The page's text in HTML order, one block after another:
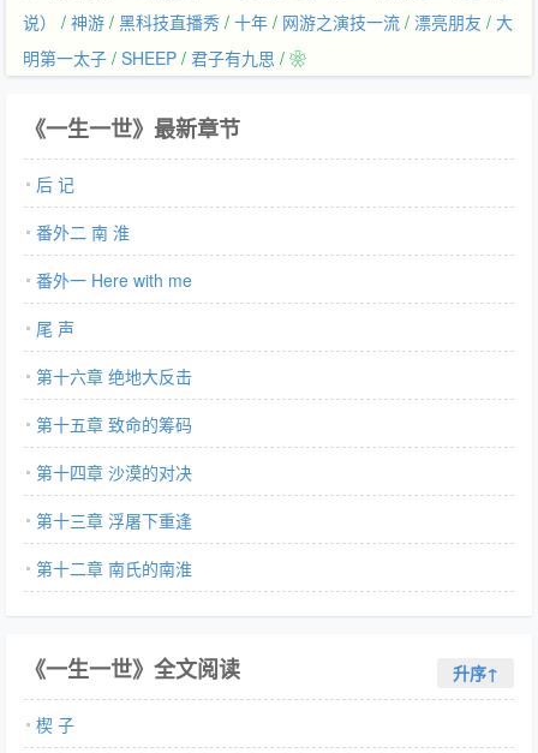
说）
/ 神游 / 黑科技直播秀 / 十年 / 网游之演技一流 / 漂亮朋友 / 大
明第一太子 / SHEEP / 君子有九思 / ❀
《一生一世》最新章节
后 记
番外二 南 淮
番外一 Here with me
尾 声
第十六章 绝地大反击
第十五章 致命的筹码
第十四章 沙漠的对决
第十三章 浮屠下重逢
第十二章 南氏的南淮
《一生一世》全文阅读 升序↑
楔 子